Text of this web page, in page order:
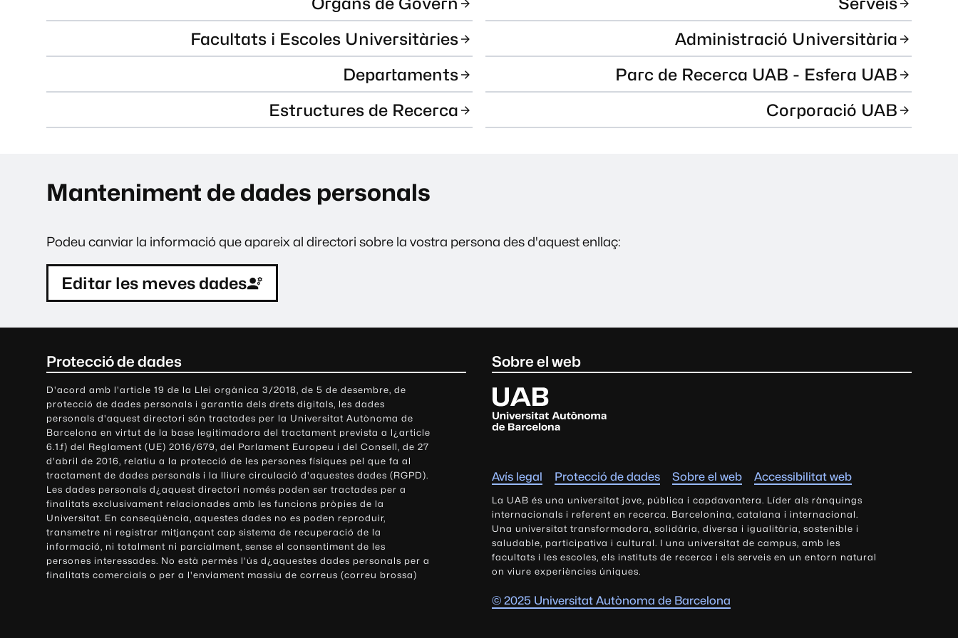
Facultats i Escoles Universitàries
Departaments
Estructures de Recerca
Administració Universitària
Parc de Recerca UAB - Esfera UAB
Corporació UAB
Manteniment de dades personals
Podeu canviar la informació que apareix al directori sobre la vostra persona des d'aquest enllaç:
Editar les meves dades
Protecció de dades
D'acord amb l'article 19 de la Llei orgànica 3/2018, de 5 de desembre, de
protecció de dades personals i garantia dels drets digitals, les dades
personals d'aquest directori són tractades per la Universitat Autònoma de
Barcelona en virtut de la base legitimadora del tractament prevista a l¿article
6.1.f) del Reglament (UE) 2016/679, del Parlament Europeu i del Consell, de 27
d'abril de 2016, relatiu a la protecció de les persones físiques pel que fa al
tractament de dades personals i la lliure circulació d'aquestes dades (RGPD).
Les dades personals d¿aquest directori només poden ser tractades per a
finalitats exclusivament relacionades amb les funcions pròpies de la
Universitat. En conseqüència, aquestes dades no es poden reproduir,
transmetre ni registrar mitjançant cap sistema de recuperació de la
informació, ni totalment ni parcialment, sense el consentiment de les
persones interessades. No està permès l'ús d¿aquestes dades personals per a
finalitats comercials o per a l'enviament massiu de correus (correu brossa)
Sobre el web
U
n
i
s
i
t
a
t
A
u
t
ò
Avís legal Protecció de dades Sobre el web Accessibilitat web
La UAB és una universitat jove, pública i capdavantera. Líder als rànquings
internacionals i referent en recerca. Barcelonina, catalana i internacional.
Una universitat transformadora, solidària, diversa i igualitària, sostenible i
saludable, participativa i cultural. I una universitat de campus, amb les
facultats i les escoles, els instituts de recerca i els serveis en un entorn natural
on viure experiències úniques.
© 2025 Universitat Autònoma de Barcelona